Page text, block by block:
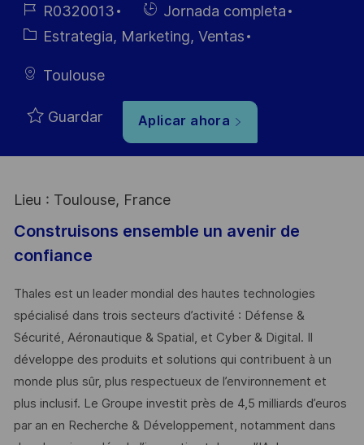
publicación
ID de
empleo
R0320013
Hiring
Type
Jornada completa
Categoría
Estrategia, Marketing, Ventas
Toulouse
Guardar Aplicar ahora
Lieu : Toulouse, France
Construisons ensemble un avenir de
confiance
Thales est un leader mondial des hautes technologies
spécialisé dans trois secteurs d’activité : Défense &
Sécurité, Aéronautique & Spatial, et Cyber & Digital. Il
développe des produits et solutions qui contribuent à un
monde plus sûr, plus respectueux de l’environnement et
plus inclusif. Le Groupe investit près de 4,5 milliards d’euros
par an en Recherche & Développement, notamment dans